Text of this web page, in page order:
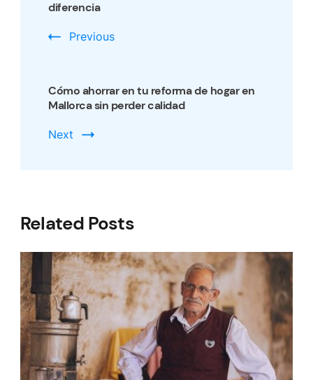
diferencia
Previous
Cómo ahorrar en tu reforma de hogar en
Mallorca sin perder calidad
Next
Related Posts